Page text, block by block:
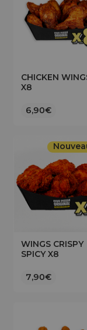
CHICKEN
X8
6,90€
WINGS CRISPY
SPICY X8
7,90€